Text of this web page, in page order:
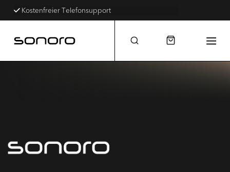
Kostenfreier Telefonsupport